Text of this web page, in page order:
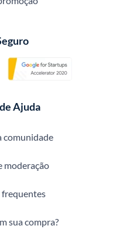
Ajuda
comunidade
moderação
sua compra?